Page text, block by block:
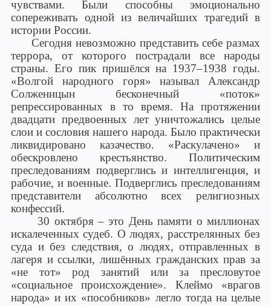
чувствами. Были способны эмоционально
сопереживать одной из величайших трагедий в
истории России.
Сегодня невозможно представить себе размах
террора, от которого пострадали все народы
страны. Его пик пришёлся на 1937–1938 годы.
«Волгой народного горя» называл Александр
Солженицын бесконечный «поток»
репрессированных в то время. На протяжении
двадцати предвоенных лет уничтожались целые
слои и сословия нашего народа. Было практически
ликвидировано казачество. «Раскулачено» и
обескровлено крестьянство. Политическим
преследованиям подверглись и интеллигенция, и
рабочие, и военные. Подверглись преследованиям
представители абсолютно всех религиозных
конфессий.
30 октября – это День памяти о миллионах
искалеченных судеб. О людях, расстрелянных без
суда и без следствия, о людях, отправленных в
лагеря и ссылки, лишённых гражданских прав за
«не тот» род занятий или за пресловутое
«социальное происхождение». Клеймо «врагов
народа» и их «пособников» легло тогда на целые